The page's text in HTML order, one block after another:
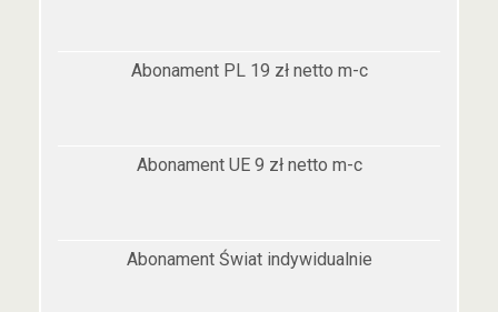
Abonament PL 19 zł netto m-c
Abonament UE 9 zł netto m-c
Abonament Świat indywidualnie